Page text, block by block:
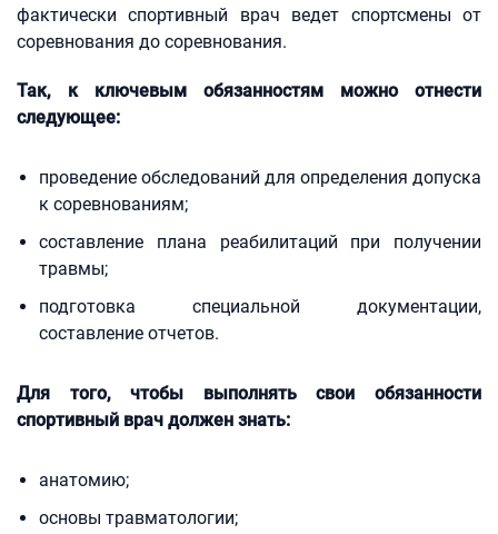
фактически спортивный врач ведет спортсмены от
соревнования до соревнования.
Так, к ключевым обязанностям можно отнести
следующее:
проведение обследований для определения допуска
к соревнованиям;
составление плана реабилитаций при получении
травмы;
подготовка специальной документации,
составление отчетов.
Для того, чтобы выполнять свои обязанности
спортивный врач должен знать:
анатомию;
основы травматологии;